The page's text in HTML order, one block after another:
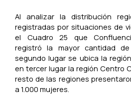
Al analizar la distribución
registradas por situaciones de
el Cuadro 25 que
registró la mayor cantidad
segundo lugar se ubica la
en tercer lugar la región Centro
resto de las regiones
a 1.000 mujeres.